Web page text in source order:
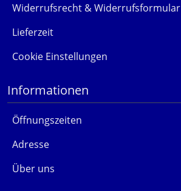
Widerrufsrecht & Widerrufsformular
Lieferzeit
Cookie Einstellungen
Informationen
Öffnungszeiten
Adresse
Über uns